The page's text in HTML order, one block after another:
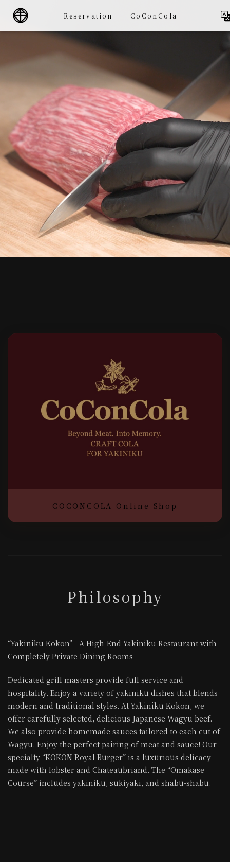
Reservation CoConCola
COCONCOLA Online Shop
Philosophy
“Yakiniku Kokon” - A High-End Yakiniku Restaurant with
Completely Private Dining Rooms
Dedicated grill masters provide full service and
hospitality. Enjoy a variety of yakiniku dishes that blends
modern and traditional styles. At Yakiniku Kokon, we
offer carefully selected, delicious Japanese Wagyu beef.
We also provide homemade sauces tailored to each cut of
Wagyu. Enjoy the perfect pairing of meat and sauce! Our
specialty “KOKON Royal Burger” is a luxurious delicacy
made with lobster and Chateaubriand. The “Omakase
Course” includes yakiniku, sukiyaki, and shabu-shabu.